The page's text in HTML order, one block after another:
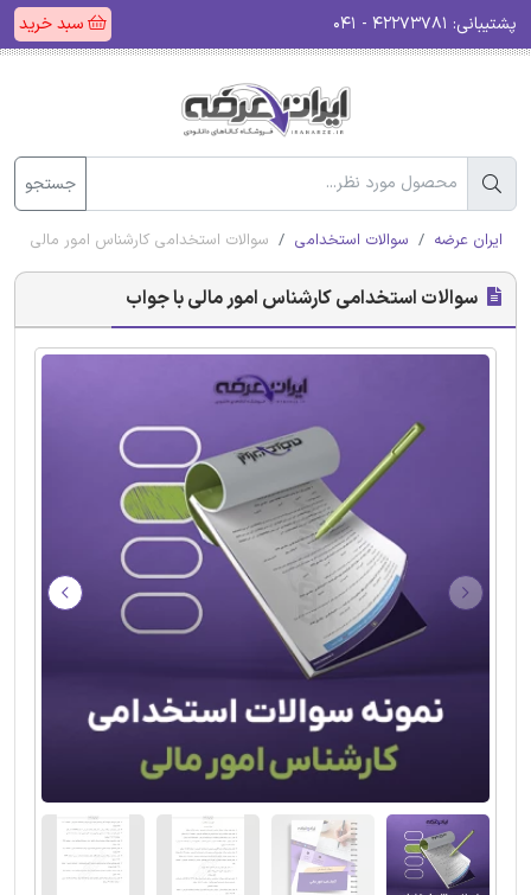
پشتیبانی: سبد خرید
جستجو
ایران عرضه سوالات استخدامی سوالات استخدامی کارشناس امور مالی با
سوالات استخدامی کارشناس امور مالی با جواب